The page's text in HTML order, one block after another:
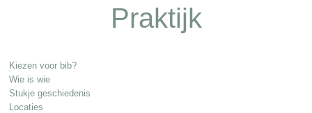
Praktijk
Kiezen voor bib?
Wie is wie
Stukje geschiedenis
Locaties